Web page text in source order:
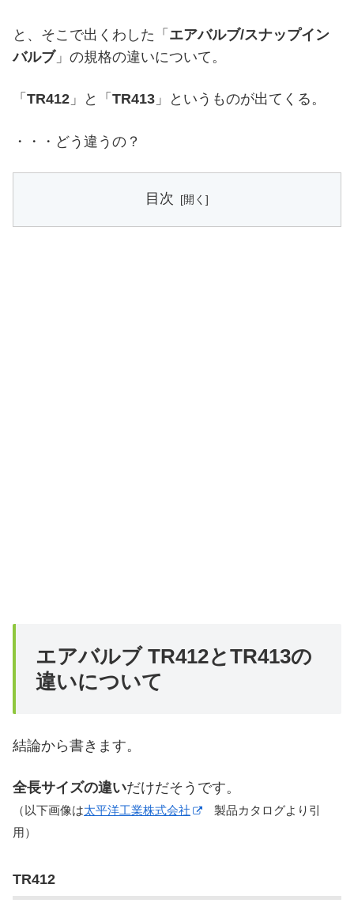
と、そこで出くわした「 エアバルブ/スナップイン
バルブ」の規格の違いについて。
「 TR412 」と「 TR413 」というものが出てくる。
・・・どう違うの？
目次
エアバルブ TR412とTR413の
違いについて
結論から書きます。
全長サイズの違いだけだそうです。
（以下画像は太平洋工業株式会社
製品カタログより引
用）
TR412